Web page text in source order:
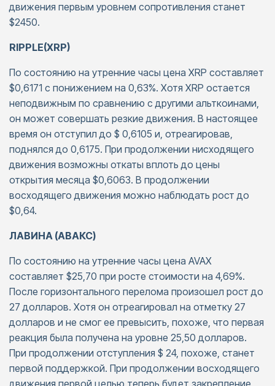
движения первым уровнем сопротивления станет
$2450.
RIPPLE(XRP)
По состоянию на утренние часы цена XRP составляет
$0,6171 с понижением на 0,63%. Хотя XRP остается
неподвижным по сравнению с другими альткоинами,
он может совершать резкие движения. В настоящее
время он отступил до $ 0,6105 и, отреагировав,
поднялся до 0,6175. При продолжении нисходящего
движения возможны откаты вплоть до цены
открытия месяца $0,6063. В продолжении
восходящего движения можно наблюдать рост до
$0,64.
ЛАВИНА (АВАКС)
По состоянию на утренние часы цена AVAX
составляет $25,70 при росте стоимости на 4,69%.
После горизонтального перелома произошел рост до
27 долларов. Хотя он отреагировал на отметку 27
долларов и не смог ее превысить, похоже, что первая
реакция была получена на уровне 25,50 долларов.
При продолжении отступления $ 24, похоже, станет
первой поддержкой. При продолжении восходящего
движения первой целью теперь будет закрепление